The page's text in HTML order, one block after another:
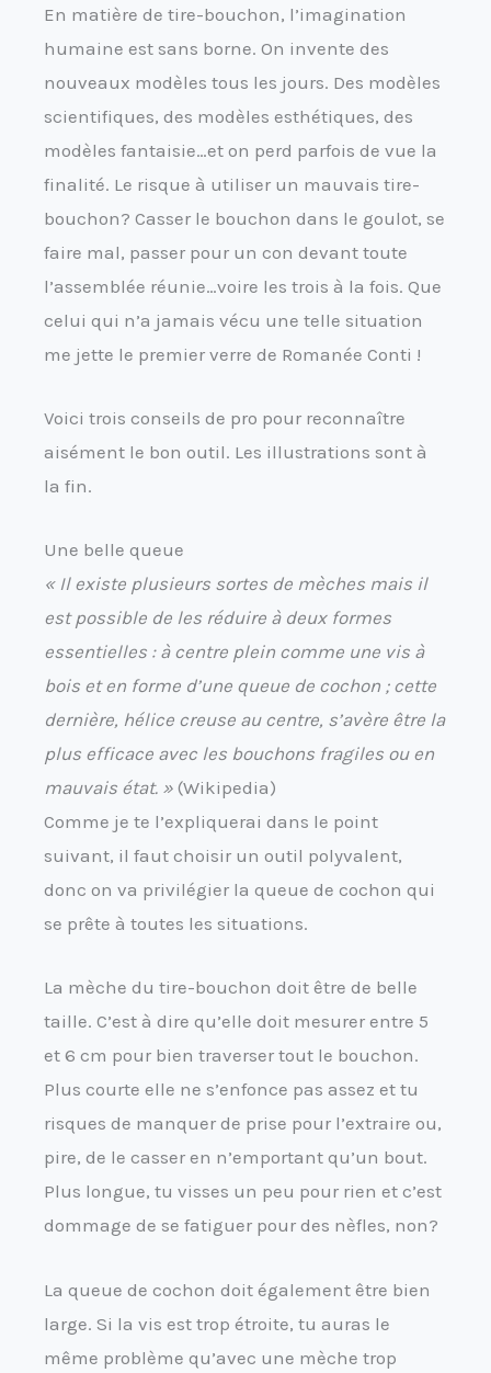
En matière de tire-bouchon, l’imagination
humaine est sans borne. On invente des
nouveaux modèles tous les jours. Des modèles
scientifiques, des modèles esthétiques, des
modèles fantaisie…et on perd parfois de vue la
finalité. Le risque à utiliser un mauvais tire-
bouchon? Casser le bouchon dans le goulot, se
faire mal, passer pour un con devant toute
l’assemblée réunie…voire les trois à la fois. Que
celui qui n’a jamais vécu une telle situation
me jette le premier verre de Romanée Conti !
Voici trois conseils de pro pour reconnaître
aisément le bon outil. Les illustrations sont à
la fin.
Une belle queue
« Il existe plusieurs sortes de mèches mais il
est possible de les réduire à deux formes
essentielles : à centre plein comme une vis à
bois et en forme d’une queue de cochon ; cette
dernière, hélice creuse au centre, s’avère être la
plus efficace avec les bouchons fragiles ou en
mauvais état. » (Wikipedia)
Comme je te l’expliquerai dans le point
suivant, il faut choisir un outil polyvalent,
donc on va privilégier la queue de cochon qui
se prête à toutes les situations.
La mèche du tire-bouchon doit être de belle
taille. C’est à dire qu’elle doit mesurer entre 5
et 6 cm pour bien traverser tout le bouchon.
Plus courte elle ne s’enfonce pas assez et tu
risques de manquer de prise pour l’extraire ou,
pire, de le casser en n’emportant qu’un bout.
Plus longue, tu visses un peu pour rien et c’est
dommage de se fatiguer pour des nèfles, non?
La queue de cochon doit également être bien
large. Si la vis est trop étroite, tu auras le
même problème qu’avec une mèche trop